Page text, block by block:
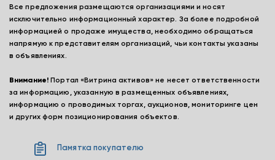
Все предложения размещаются организациями и носят
исключительно информационный характер. За более подробной
информацией о продаже имущества, необходимо обращаться
напрямую к представителям организаций, чьи контакты указаны
в объявлениях.
Внимание! Портал «Витрина активов» не несет ответственности
за информацию, указанную в размещенных объявлениях,
информацию о проводимых торгах, аукционов, мониторинге цен
и других форм позиционирования объектов.
Памятка покупателю